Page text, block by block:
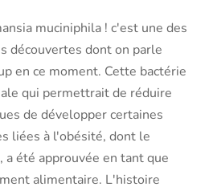
muciniphila ! c'est une des
découvertes dont on parle
en ce moment. Cette bactérie
qui permettrait de réduire
de développer certaines
liées à l'obésité, dont le
a été approuvée en tant que
alimentaire. L'histoire